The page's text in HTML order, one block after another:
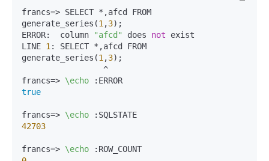
francs=> SELECT *,afcd FROM
generate_series(1 ,3);
ERROR:  column
"afcd" does not exist
LINE 1 : SELECT *,afcd FROM
generate_series(1 ,3);
francs=> \echo
true
francs=> \echo
42703
francs=> \echo